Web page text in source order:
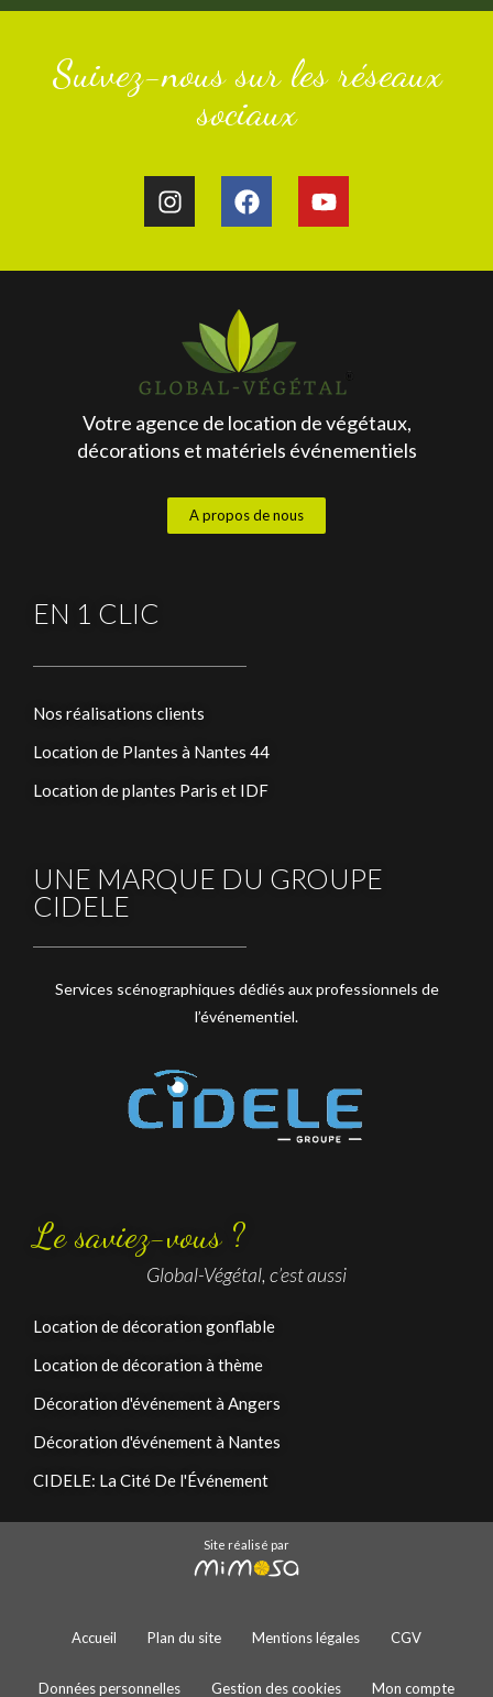
Suivez-nous sur les réseaux
sociaux
Votre agence de location de végétaux,
décorations et matériels événementiels
A propos de nous
EN 1 CLIC
Nos réalisations clients
Location de Plantes à Nantes 44
Location de plantes Paris et IDF
UNE MARQUE DU GROUPE
CIDELE
Services scénographiques dédiés aux professionnels de
l’événementiel.
Le saviez-vous ?
Global-Végétal, c’est aussi
Location de décoration gonflable
Location de décoration à thème
Décoration d'événement à Angers
Décoration d'événement à Nantes
CIDELE: La Cité De l'Événement
Site réalisé par
Accueil Plan du site Mentions légales CGV
Données personnelles Gestion des cookies Mon compte